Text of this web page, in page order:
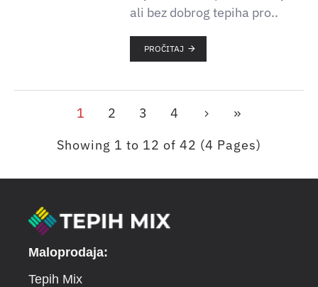
ali bez dobrog tepiha pro..
PROČITAJ
1 2 3
4
Showing 1 to 12 of 42 (4 Pages)
Maloprodaja:
Tepih Mix